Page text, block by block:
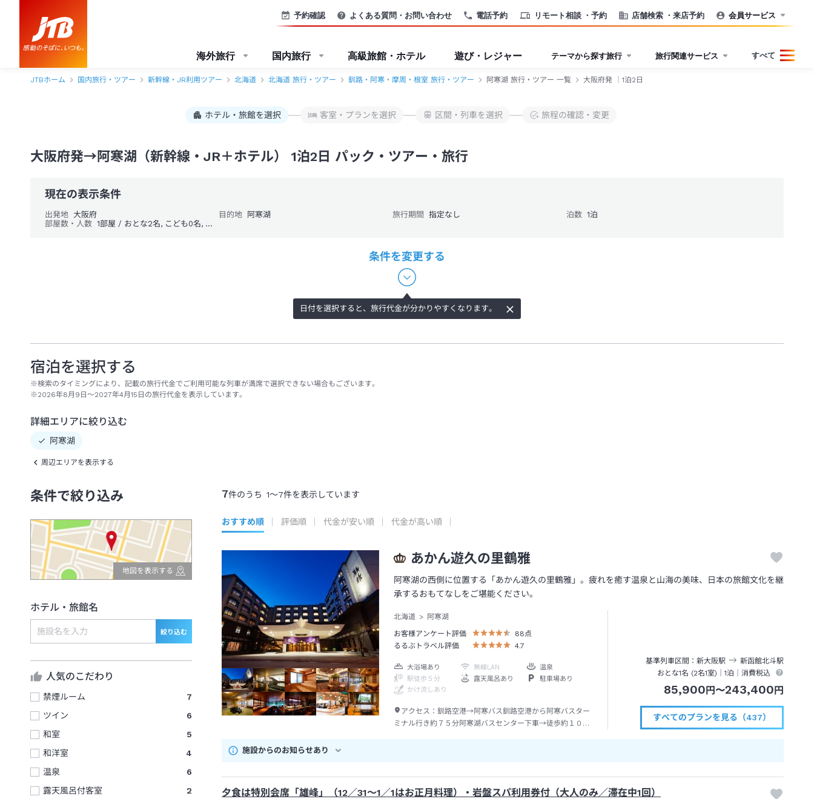
電話予約 リモート相談 ・予約 店舗検索 ・来店予約
予約確認 よくある質問・お問い合わせ 会員サービス
海外旅行 国内旅行 高級旅館・ホテル 遊び・レジャー テーマから探す旅行 旅行関連サービス すべて
JTBホーム 国内旅行・ツアー 新幹線・JR利用ツアー 北海道 北海道 旅行・ツアー 釧路・阿寒・摩周・根室 旅行・ツアー 阿寒湖 旅行・ツアー 一覧 大阪府発 ｜1泊2日
ホテル・旅館を選択 客室・プランを選択 区間・列車を選択 旅程の確認・変更
大阪府発→阿寒湖（新幹線・JR＋ホテル） 1泊2日 パック・ツアー・旅行
現在の表示条件
出発地 大阪府 目的地 阿寒湖 旅行期間 指定なし 泊数 1泊
部屋数・人数
1部屋 / おとな2名, こども0名, 幼児0名
日付を選択すると、旅行代金が分かりやすくなります。
宿泊を選択する
※検索のタイミングにより、記載の旅行代金でご利用可能な列車が満席で選択できない場合もございます。
※2026年8月9日～2027年4月15日の旅行代金を表示しています。
詳細エリアに絞り込む
阿寒湖
周辺エリアを表示する
条件で絞り込み
地図を表示する
ホテル・旅館名
絞り込む
人気のこだわり
禁煙ルーム
7
ツイン
6
和室
5
和洋室
4
温泉
6
露天風呂付客室
2
7件のうち 1～7件を表示しています
おすすめ順 評価順 代金が安い順 代金が高い順
あかん遊久の里鶴雅
阿寒湖の西側に位置する「あかん遊久の里鶴雅」。疲れを癒す温泉と山海の美味、日本の旅館文化を継
承するおもてなしをご堪能ください。
北海道
阿寒湖
お客様アンケート評価
88 点
るるぶトラベル評価
4.7
大浴場あり 無線LAN
温泉
駅徒歩５分
露天風呂あり
駐車場あり
かけ流しあり
アクセス： 釧路空港→阿寒バス釧路空港から阿寒バスター
ミナル行き約７５分阿寒湖バスセンター下車→徒歩約１０分
基準列車区間 新大阪駅 新函館北斗駅
おとな1名 (2名1室)｜1泊 ｜消費税込
85,900 円 〜243,400 円
すべてのプランを見る（437）
施設からのお知らせあり
夕食は特別会席「雄峰」（12／31～1／1はお正月料理）・岩盤スパ利用券付（大人のみ／滞在中1回）